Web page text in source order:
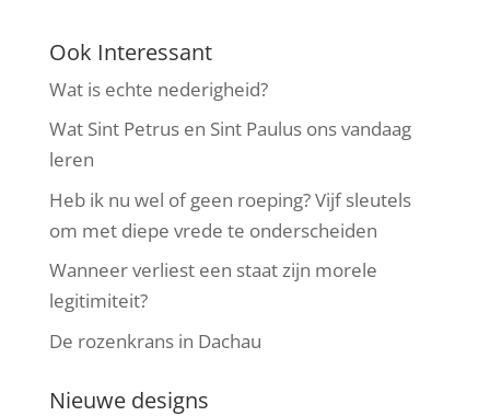
Ook Interessant
Wat is echte nederigheid?
Wat Sint Petrus en Sint Paulus ons vandaag
leren
Heb ik nu wel of geen roeping? Vijf sleutels
om met diepe vrede te onderscheiden
Wanneer verliest een staat zijn morele
legitimiteit?
De rozenkrans in Dachau
Nieuwe designs